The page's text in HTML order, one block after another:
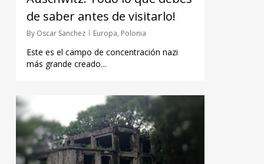
de saber antes de visitarlo!
By Oscar Sanchez Europa, Polonia
Este es el campo de concentración nazi
más grande creado...